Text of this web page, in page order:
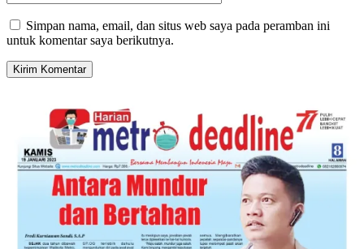
Simpan nama, email, dan situs web saya pada peramban ini
untuk komentar saya berikutnya.